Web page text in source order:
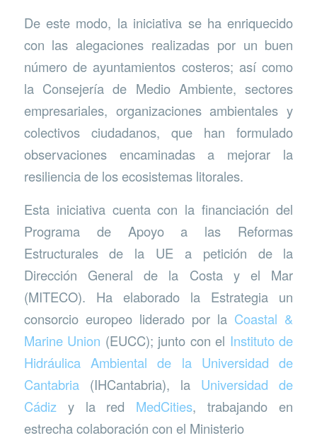
De este modo, la iniciativa se ha enriquecido
con las alegaciones realizadas por un buen
número de ayuntamientos costeros; así como
la Consejería de Medio Ambiente, sectores
empresariales, organizaciones ambientales y
colectivos ciudadanos, que han formulado
observaciones encaminadas a mejorar la
resiliencia de los ecosistemas litorales.
Esta iniciativa cuenta con la financiación del
Programa de Apoyo a las Reformas
Estructurales de la UE a petición de la
Dirección General de la Costa y el Mar
(MITECO). Ha elaborado la Estrategia un
consorcio europeo liderado por la Coastal &
Marine Union (EUCC); junto con el Instituto de
Hidráulica Ambiental de la Universidad de
Cantabria(IHCantabria), la Universidad de
Cádiz y la red MedCities, trabajando en
estrecha colaboración con el Ministerio